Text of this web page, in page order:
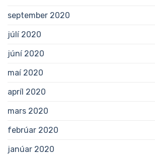
september 2020
júlí 2020
júní 2020
maí 2020
apríl 2020
mars 2020
febrúar 2020
janúar 2020